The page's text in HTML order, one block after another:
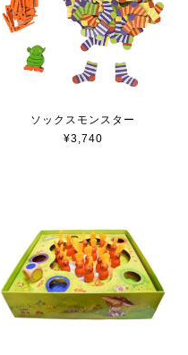
ソックスモンスター
¥3,740